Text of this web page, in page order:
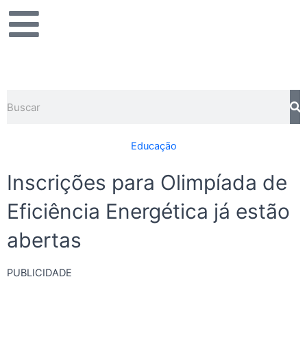
para
Educação
Inscrições para Olimpíada de
Eficiência Energética já estão
abertas
PUBLICIDADE